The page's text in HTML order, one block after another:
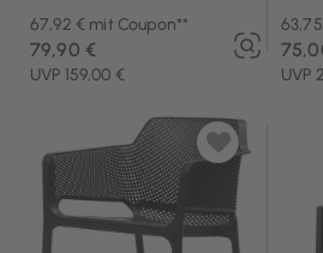
67,92 € mit Coupon**
UVP 159,00 €
79,90 €
UVP